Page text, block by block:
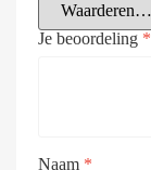
Je beoordeling *
Naam *